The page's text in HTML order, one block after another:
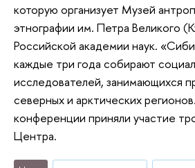
которую организует Музей
этнографии им. Петра Великого
Российской академии наук.
каждые три года собирают
исследователей, занимающихся
северных и арктических
конференции приняли участие
Центра.